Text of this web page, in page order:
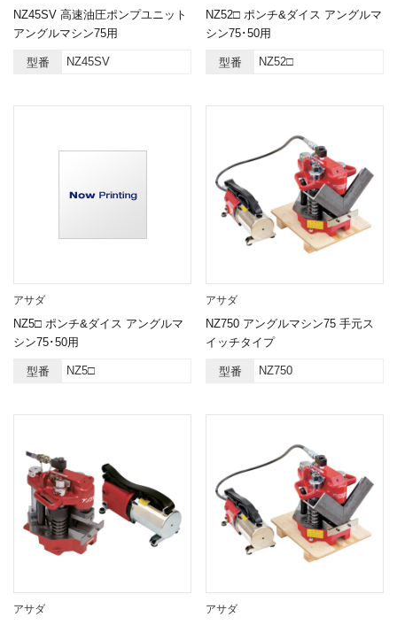
NZ45SV 高速油圧ポンプユニット
アングルマシン75用
型番 NZ45SV
NZ52□ ポンチ&ダイス アングルマ
シン75･50用
型番 NZ52□
アサダ
NZ5□ ポンチ&ダイス アングルマ
シン75･50用
型番 NZ5□
アサダ
NZ750 アングルマシン75 手元ス
イッチタイプ
型番 NZ750
アサダ アサダ